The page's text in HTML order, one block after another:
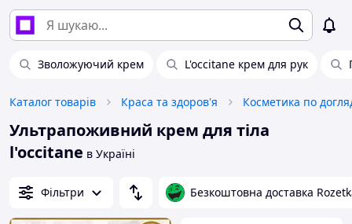
Зволожуючий крем L'occitane крем для рук
Каталог товарів Краса та здоров'я Косметика по
Ультрапоживний крем для тіла
l'occitane в Україні
Фільтри Безкоштовна доставка